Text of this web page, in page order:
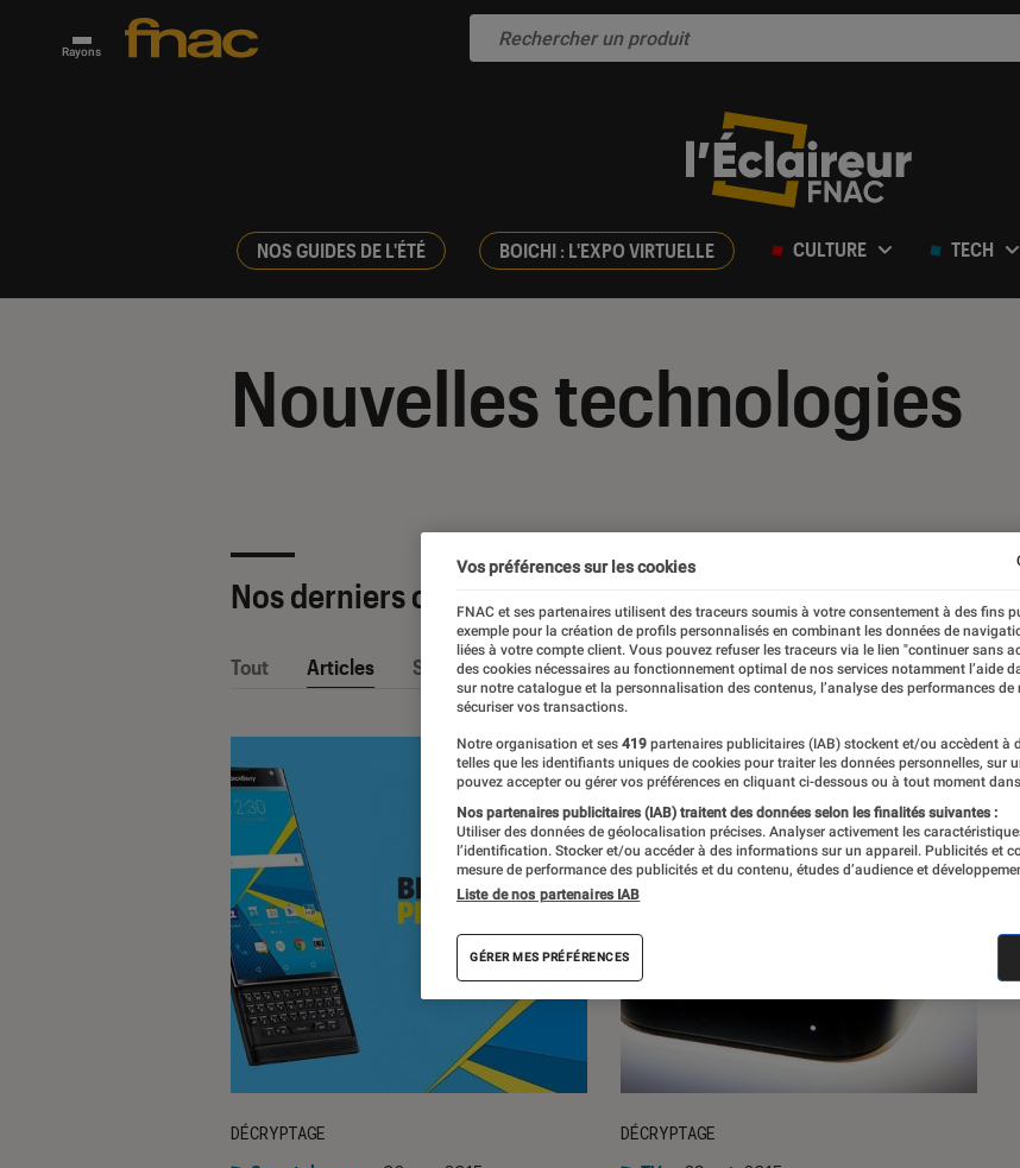
Rayons
NOS GUIDES DE L'ÉTÉ BOICHI : L'EXPO VIRTUELLE CULTURE TECH
Nouvelles technologies
Nos derniers contenus
Tout Articles Sélections et guides Tests
DÉCRYPTAGE DÉCRYPTAGE
Vos préférences sur les cookies
FNAC et ses partenaires utilisent des traceurs soumis à votre consentement à des fins
exemple pour la création de profils personnalisés en combinant les données de
liées à votre compte client. Vous pouvez refuser les traceurs via le lien "continuer sans
des cookies nécessaires au fonctionnement optimal de nos services notamment l’aide
sur notre catalogue et la personnalisation des contenus, l’analyse des performances de
sécuriser vos transactions.
Notre organisation et ses 419 partenaires publicitaires (IAB) stockent et/ou accèdent à
telles que les identifiants uniques de cookies pour traiter les données personnelles, sur
pouvez accepter ou gérer vos préférences en cliquant ci-dessous ou à tout moment
Nos partenaires publicitaires (IAB) traitent des données selon les finalités suivantes :
Utiliser des données de géolocalisation précises. Analyser activement les
l’identification. Stocker et/ou accéder à des informations sur un appareil. Publicités et
mesure de performance des publicités et du contenu, études d’audience et
Liste de nos partenaires IAB
GÉRER MES PRÉFÉRENCES